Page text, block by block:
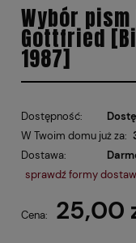
Wybór
Gottfried
1987]
Dostępność:
W Twoim domu już za:
Dostawa:
Cena nie zawiera
sprawdź formy
Cena: 25,00